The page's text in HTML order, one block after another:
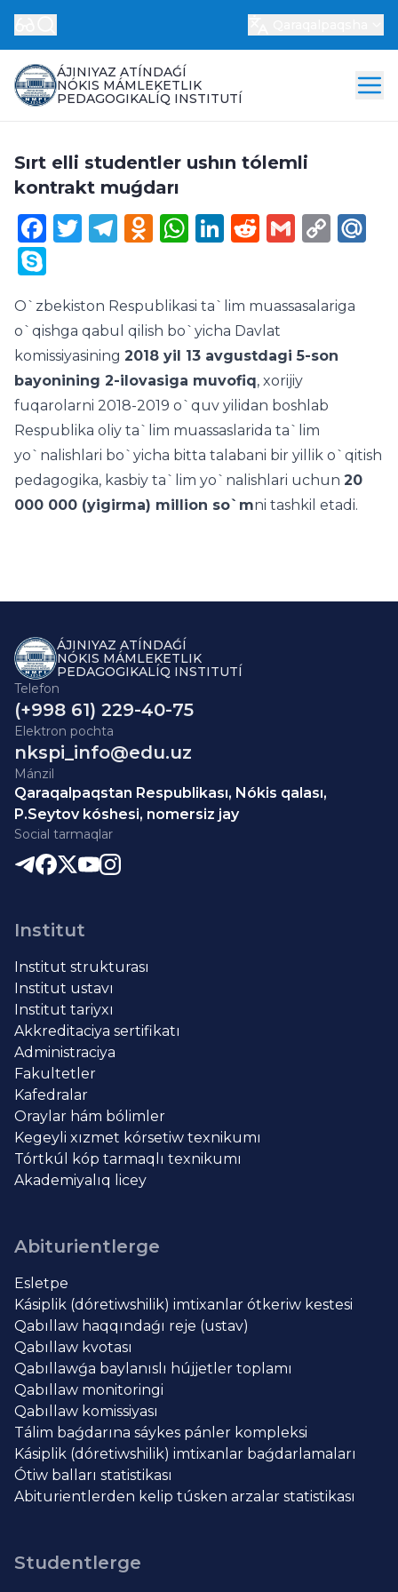
ÁJINIYAZ ATÍNDAǴÍ
NÓKIS MÁMLEKETLIK
PEDAGOGIKALÍQ INSTITUTÍ
Sırt elli studentler ushın tólemli
kontrakt muǵdarı
Facebook
Twitter
Telegram
Odnoklassniki
WhatsApp
LinkedIn
Reddit
Gmail
O`zbekiston Respublikasi ta`lim muassasalariga
o`qishga qabul qilish bo`yicha Davlat
komissiyasining 2018 yil 13 avgustdagi 5-son
bayonining 2-ilovasiga muvofiq, xorijiy
fuqarolarni 2018-2019 o`quv yilidan boshlab
Respublika oliy ta`lim muassaslarida ta`lim
yo`nalishlari bo`yicha bitta talabani bir yillik o`qitish
pedagogika, kasbiy ta`lim yo`nalishlari uchun 20
000 000 (yigirma) million so`mni tashkil etadi.
ÁJINIYAZ ATÍNDAǴÍ
NÓKIS MÁMLEKETLIK
PEDAGOGIKALÍQ INSTITUTÍ
Telefon
(+998 61) 229-40-75
Elektron pochta
nkspi_info@edu.uz
Mánzil
Qaraqalpaqstan Respublikası, Nókis qalası,
P.Seytov kóshesi, nomersiz jay
Social tarmaqlar
Institut
Institut strukturası
Institut ustavı
Institut tariyxı
Akkreditaciya sertifikatı
Administraciya
Fakultetler
Kafedralar
Oraylar hám bólimler
Kegeyli xızmet kórsetiw texnikumı
Tórtkúl kóp tarmaqlı texnikumı
Akademiyalıq licey
Abiturientlerge
Esletpe
Kásiplik (dóretiwshilik) imtixanlar ótkeriw kestesi
Qabıllaw haqqındaǵı reje (ustav)
Qabıllaw kvotası
Qabıllawǵa baylanıslı hújjetler toplamı
Qabıllaw monitoringi
Qabıllaw komissiyası
Tálim baǵdarına sáykes pánler kompleksi
Kásiplik (dóretiwshilik) imtixanlar baǵdarlamaları
Ótiw balları statistikası
Abiturientlerden kelip túsken arzalar statistikası
Studentlerge